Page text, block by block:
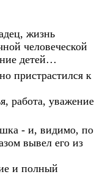
жизнь
человеческой
детей…
пристрастился к
работа, уважение
- и, видимо, по
вывел его из
и полный